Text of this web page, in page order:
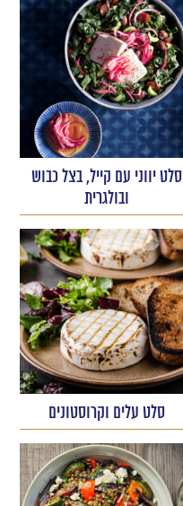
סלט יווני עם קייל, בצל כבוש
ובולגרית
סלט עלים וקרוסטונים